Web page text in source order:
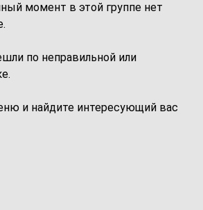
момент в этой группе нет
по неправильной или
и найдите интересующий вас